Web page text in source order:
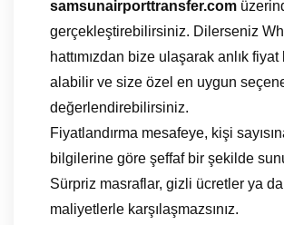
samsunairporttransfer.com
gerçekleştirebilirsiniz. Dilerseniz
hattımızdan bize ulaşarak anlık
alabilir ve size özel en uygun
değerlendirebilirsiniz.
Fiyatlandırma mesafeye, kişi
bilgilerine göre şeffaf bir şekilde
Sürpriz masraflar, gizli ücretler ya
maliyetlerle karşılaşmazsınız.